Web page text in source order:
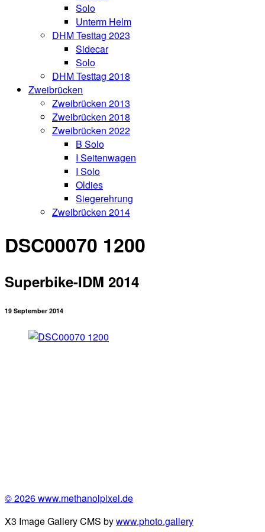
Solo
Unterm Helm
DHM Testtag 2023
Sidecar
Solo
DHM Testtag 2018
Zweibrücken
Zweibrücken 2013
Zweibrücken 2018
Zweibrücken 2022
B Solo
I Seitenwagen
I Solo
Oldies
Siegerehrung
Zweibrücken 2014
DSC00070 1200
Superbike-IDM 2014
19 September 2014
© 2026 www.methanolpixel.de
X3 Image Gallery CMS bywww.photo.gallery